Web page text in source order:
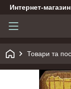
Интернет-
Товари та